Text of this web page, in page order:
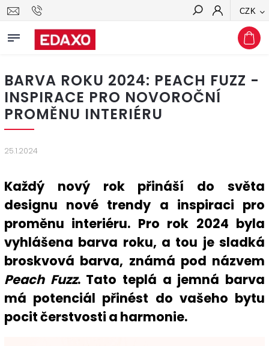
CZK
Hledat
BARVA ROKU 2024: PEACH FUZZ -
INSPIRACE PRO NOVOROČNÍ
PROMĚNU INTERIÉRU
25.1.2024
Každý nový rok přináší do světa
designu nové trendy a inspiraci pro
proměnu interiéru. Pro rok 2024 byla
vyhlášena barva roku, a tou je sladká
broskvová barva, známá pod názvem
Peach Fuzz. Tato teplá a jemná barva
má potenciál přinést do vašeho bytu
pocit čerstvosti a harmonie.